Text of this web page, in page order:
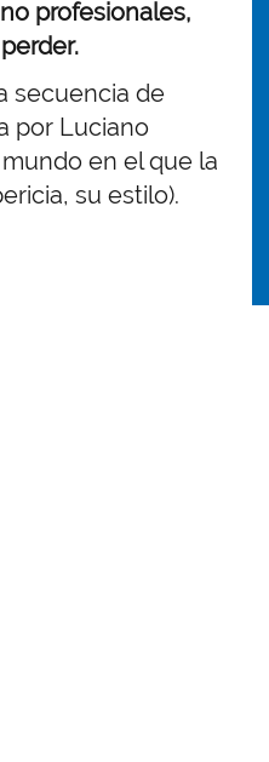
profesionales,
secuencia de
por Luciano
en el que la
su estilo).